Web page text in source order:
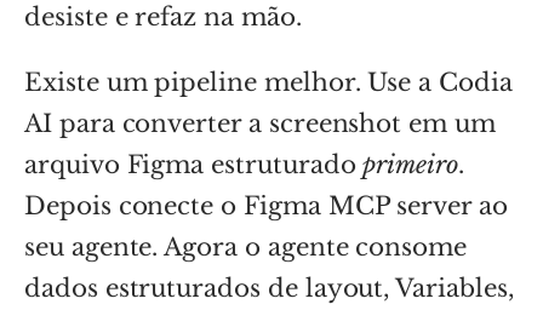
desiste e refaz na mão.
Existe um pipeline melhor. Use a Codia
AI para converter a screenshot em um
arquivo Figma estruturadoprimeiro.
Depois conecte o Figma MCP server ao
seu agente. Agora o agente consome
dados estruturados de layout, Variables,